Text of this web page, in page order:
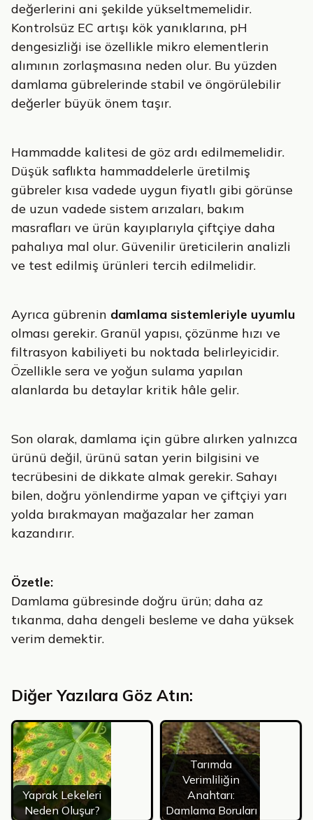
değerlerini ani şekilde yükseltmemelidir.
Kontrolsüz EC artışı kök yanıklarına, pH
dengesizliği ise özellikle mikro elementlerin
alımının zorlaşmasına neden olur. Bu yüzden
damlama gübrelerinde stabil ve öngörülebilir
değerler büyük önem taşır.
Hammadde kalitesi de göz ardı edilmemelidir.
Düşük saflıkta hammaddelerle üretilmiş
gübreler kısa vadede uygun fiyatlı gibi görünse
de uzun vadede sistem arızaları, bakım
masrafları ve ürün kayıplarıyla çiftçiye daha
pahalıya mal olur. Güvenilir üreticilerin analizli
ve test edilmiş ürünleri tercih edilmelidir.
Ayrıca gübrenin damlama sistemleriyle uyumlu
olması gerekir. Granül yapısı, çözünme hızı ve
filtrasyon kabiliyeti bu noktada belirleyicidir.
Özellikle sera ve yoğun sulama yapılan
alanlarda bu detaylar kritik hâle gelir.
Son olarak, damlama için gübre alırken yalnızca
ürünü değil, ürünü satan yerin bilgisini ve
tecrübesini de dikkate almak gerekir. Sahayı
bilen, doğru yönlendirme yapan ve çiftçiyi yarı
yolda bırakmayan mağazalar her zaman
kazandırır.
Özetle:
Damlama gübresinde doğru ürün; daha az
tıkanma, daha dengeli besleme ve daha yüksek
verim demektir.
Diğer Yazılara Göz Atın:
Yaprak Lekeleri
Neden Oluşur?
Tarımda
Verimliliğin
Anahtarı:
Damlama Boruları